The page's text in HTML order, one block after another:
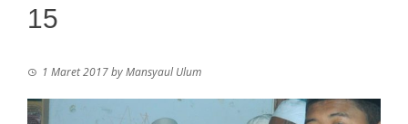
15
1 Maret 2017byMansyaul Ulum